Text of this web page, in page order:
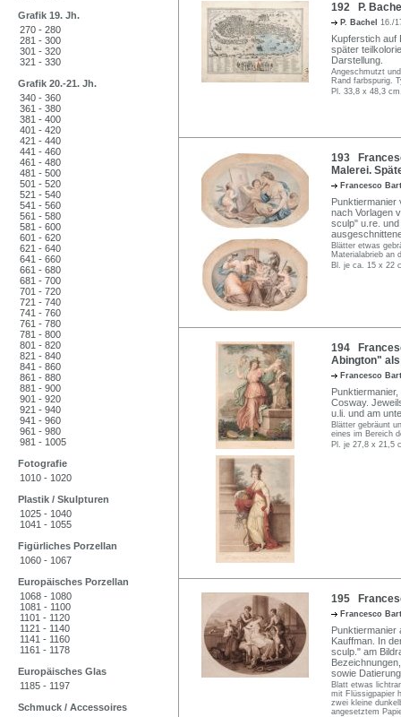
Grafik 19. Jh.
270 - 280
281 - 300
301 - 320
321 - 330
Grafik 20.-21. Jh.
340 - 360
361 - 380
381 - 400
401 - 420
421 - 440
441 - 460
461 - 480
481 - 500
501 - 520
521 - 540
541 - 560
561 - 580
581 - 600
601 - 620
621 - 640
641 - 660
661 - 680
681 - 700
701 - 720
721 - 740
741 - 760
761 - 780
781 - 800
801 - 820
821 - 840
841 - 860
861 - 880
881 - 900
901 - 920
921 - 940
941 - 960
961 - 980
981 - 1005
Fotografie
1010 - 1020
Plastik / Skulpturen
1025 - 1040
1041 - 1055
Figürliches Porzellan
1060 - 1067
Europäisches Porzellan
1068 - 1080
1081 - 1100
1101 - 1120
1121 - 1140
1141 - 1160
1161 - 1178
Europäisches Glas
1185 - 1197
Schmuck / Accessoires
192 P.
P. Bachel 16./
Kupferstich auf
später
Darstellung.
Angeschmutzt
Rand farbspurig.
Pl. 33,8 x 48,3
193
Malerei.
Francesco
Punktiermanier
nach Vorlagen
sculp" u.re.
Blätter etwas
Materialabrieb an
Bl. je ca. 15 x 22
194
Abington" als
Francesco
Cosway.
u.li. und am
Blätter gebräunt
eines im Bereich
Pl. je 27,8 x 21,5
195
Francesco
Punktiermanier
Kauffman. In
sculp." am
sowie
Blatt etwas
mit Flüssigpapier
zwei kleine
angesetztem